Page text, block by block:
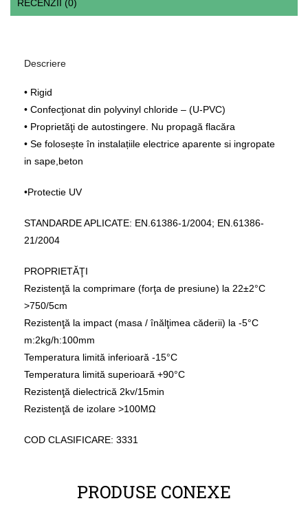
RECENZII (0)
Descriere
• Rigid
• Confecţionat din polyvinyl chloride – (U-PVC)
• Proprietăţi de autostingere. Nu propagă flacăra
• Se folosește în instalațiile electrice aparente si ingropate
in sape,beton
•Protectie UV
STANDARDE APLICATE: EN.61386-1/2004; EN.61386-
21/2004
PROPRIETĂŢI
Rezistenţă la comprimare (forţa de presiune) la 22±2°C
>750/5cm
Rezistenţă la impact (masa / înălţimea căderii) la -5°C
m:2kg/h:100mm
Temperatura limită inferioară -15°C
Temperatura limită superioară +90°C
Rezistenţă dielectrică 2kv/15min
Rezistenţă de izolare >100ΜΩ
COD CLASIFICARE: 3331
PRODUSE CONEXE